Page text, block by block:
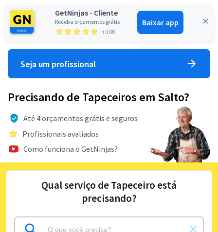
GetNinjas - Cliente
Receba orçamentos grátis
+30K
Baixar app
Entrar
Seja um profissional
Precisando de Tapeceiros em Salto?
Até 4 orçamentos grátis e seguros
Profissionais avaliados
Como funciona o GetNinjas?
Qual serviço de Tapeceiro está
precisando?